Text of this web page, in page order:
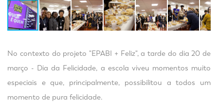
No contexto do projeto "EPABI + Feliz", a tarde do dia 20 de
março - Dia da Felicidade, a escola viveu momentos muito
especiais e que, principalmente, possibilitou a todos um
momento de pura felicidade.